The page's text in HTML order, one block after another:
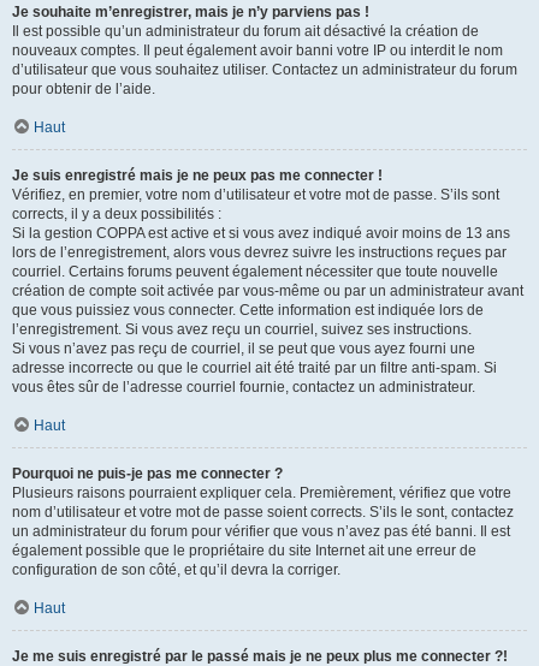
Je souhaite m’enregistrer, mais je n’y parviens pas !
Il est possible qu’un administrateur du forum ait désactivé la création de
nouveaux comptes. Il peut également avoir banni votre IP ou interdit le nom
d’utilisateur que vous souhaitez utiliser. Contactez un administrateur du forum
pour obtenir de l’aide.
Haut
Je suis enregistré mais je ne peux pas me connecter !
Vérifiez, en premier, votre nom d’utilisateur et votre mot de passe. S’ils sont
corrects, il y a deux possibilités :
Si la gestion COPPA est active et si vous avez indiqué avoir moins de 13 ans
lors de l’enregistrement, alors vous devrez suivre les instructions reçues par
courriel. Certains forums peuvent également nécessiter que toute nouvelle
création de compte soit activée par vous-même ou par un administrateur avant
que vous puissiez vous connecter. Cette information est indiquée lors de
l’enregistrement. Si vous avez reçu un courriel, suivez ses instructions.
Si vous n’avez pas reçu de courriel, il se peut que vous ayez fourni une
adresse incorrecte ou que le courriel ait été traité par un filtre anti-spam. Si
vous êtes sûr de l’adresse courriel fournie, contactez un administrateur.
Haut
Pourquoi ne puis-je pas me connecter ?
Plusieurs raisons pourraient expliquer cela. Premièrement, vérifiez que votre
nom d’utilisateur et votre mot de passe soient corrects. S’ils le sont, contactez
un administrateur du forum pour vérifier que vous n’avez pas été banni. Il est
également possible que le propriétaire du site Internet ait une erreur de
configuration de son côté, et qu’il devra la corriger.
Haut
Je me suis enregistré par le passé mais je ne peux plus me connecter ?!